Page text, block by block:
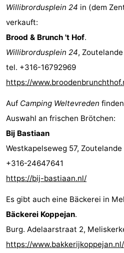
Willibrordusplein 24 in (dem
verkauft:
Brood & Brunch 't Hof.
Willibrordusplein 24, Zoutelande
tel. +316-16792969
https://
Auf Camping Weltevreden
Auswahl an frischen Brötchen:
Bij Bastiaan
Westkapelseweg 57, Zoutelande
+316-24647641
https://bij-bastiaan.nl/
Es gibt auch eine Bäckerei in
Bäckerei Koppejan.
Burg. Adelaarstraat 2,
https://www.bakkerijkoppejan.nl/